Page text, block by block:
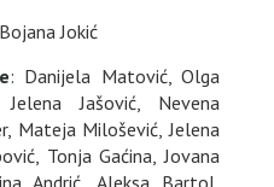
Jokić
: Danijela Matović, Olga
Jašović, Nevena
Mateja Milošević, Jelena
Tonja Gaćina, Jovana
Andrić, Aleksa Bartol,